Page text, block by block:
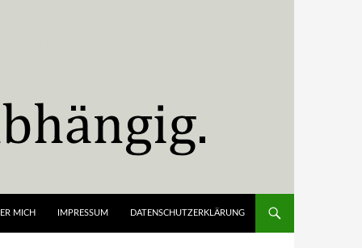
MICH IMPRESSUM DATENSCHUTZERKLÄRUNG